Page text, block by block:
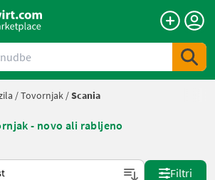
/Tovornjak /Scania
- novo ali rabljeno
Landwirt.com
Filtri